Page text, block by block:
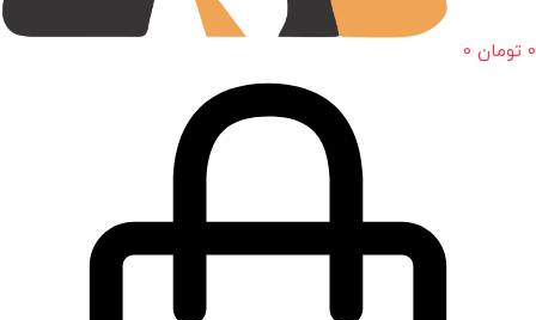
0 تومان 0